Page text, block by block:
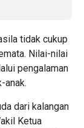
tidak cukup
Nilai-nilai
pengalaman
anak.
dari kalangan
Ketua